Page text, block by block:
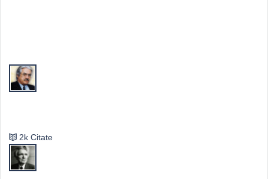
2k Citate